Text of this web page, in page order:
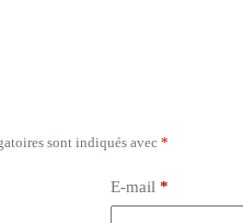
sont indiqués avec *
E-mail*